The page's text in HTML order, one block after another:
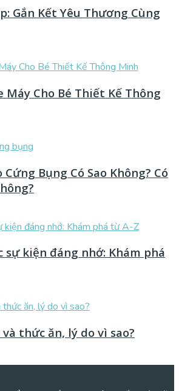
Gắn Kết Yêu Thương Cùng
Máy Cho Bé Thiết Kế Thông
Bụng Có Sao Không? Có
sự kiện đáng nhớ: Khám phá
thức ăn, lý do vì sao?